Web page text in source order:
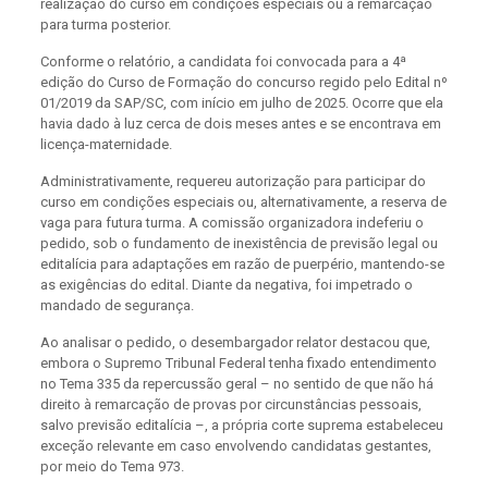
realização do curso em condições especiais ou a remarcação
para turma posterior.
Conforme o relatório, a candidata foi convocada para a 4ª
edição do Curso de Formação do concurso regido pelo Edital nº
01/2019 da SAP/SC, com início em julho de 2025. Ocorre que ela
havia dado à luz cerca de dois meses antes e se encontrava em
licença-maternidade.
Administrativamente, requereu autorização para participar do
curso em condições especiais ou, alternativamente, a reserva de
vaga para futura turma. A comissão organizadora indeferiu o
pedido, sob o fundamento de inexistência de previsão legal ou
editalícia para adaptações em razão de puerpério, mantendo-se
as exigências do edital. Diante da negativa, foi impetrado o
mandado de segurança.
Ao analisar o pedido, o desembargador relator destacou que,
embora o Supremo Tribunal Federal tenha fixado entendimento
no Tema 335 da repercussão geral – no sentido de que não há
direito à remarcação de provas por circunstâncias pessoais,
salvo previsão editalícia –, a própria corte suprema estabeleceu
exceção relevante em caso envolvendo candidatas gestantes,
por meio do Tema 973.